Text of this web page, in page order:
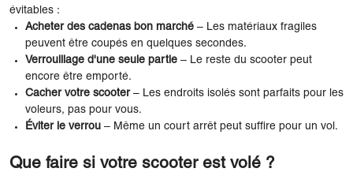
évitables :
Acheter des cadenas bon marché – Les matériaux fragiles
peuvent être coupés en quelques secondes.
Verrouillage d'une seule partie – Le reste du scooter peut
encore être emporté.
Cacher votre scooter– Les endroits isolés sont parfaits pour les
voleurs, pas pour vous.
Éviter le verrou – Même un court arrêt peut suffire pour un vol.
Que faire si votre scooter est volé ?